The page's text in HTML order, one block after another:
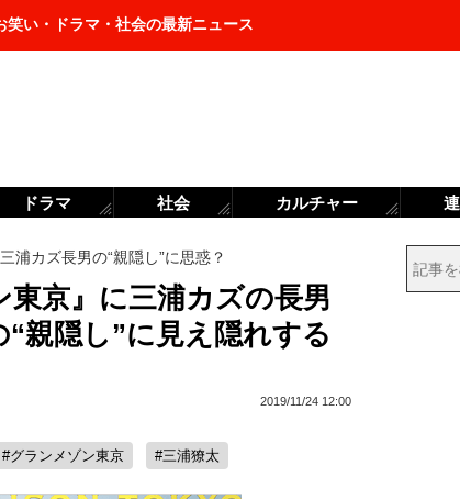
笑い・ドラマ・社会の最新ニュース
三浦カズ長男の“親隠し”に思惑？
京』に三浦カズの長男
隠し”に見え隠れする
2019/11/24 12:00
#グランメゾン東京 #三浦獠太
ドラマ 社会 カルチャー